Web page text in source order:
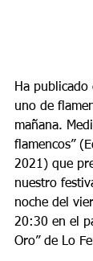
Ha publicado
uno de
mañana.
flamencos”
2021) que
nuestro
noche del
20:30 en el
Oro” de Lo